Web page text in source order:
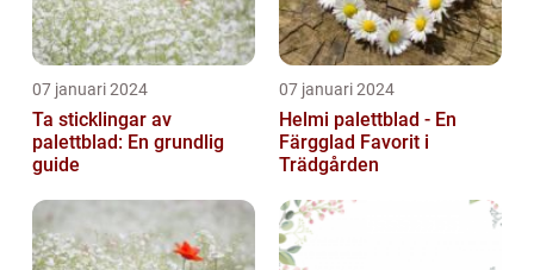
07 januari 2024
Ta sticklingar av
palettblad: En grundlig
guide
07 januari 2024
Helmi palettblad - En
Färgglad Favorit i
Trädgården